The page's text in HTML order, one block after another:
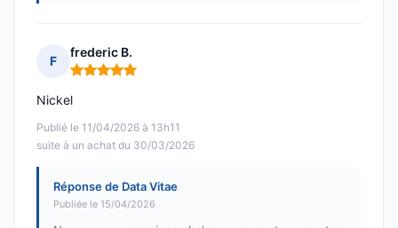
F
frederic B.
Note : 5 sur 5
Publié le 11/04/2026 à 13h11
suite à un achat du 30/03/2026
Nickel
Réponse de Data Vitae
Publiée le 15/04/2026